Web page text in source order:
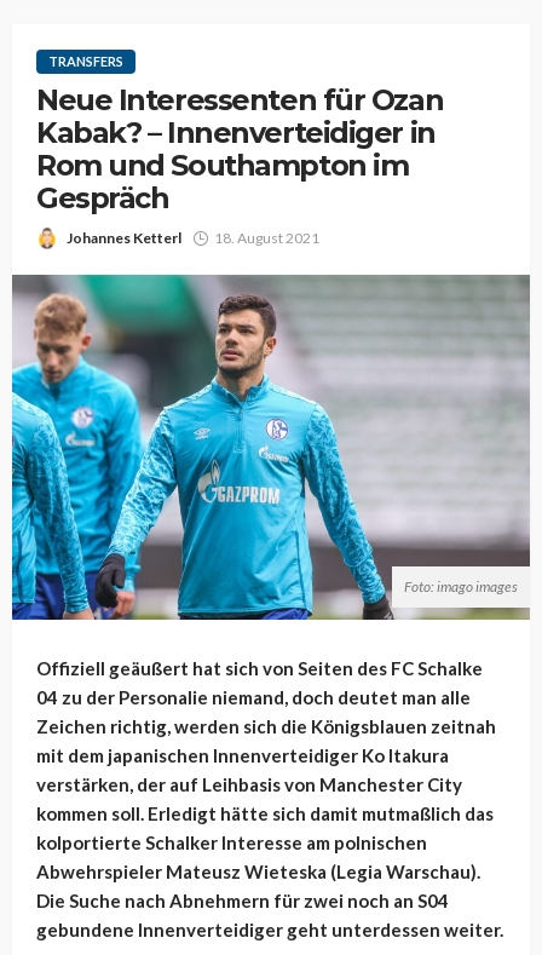
TRANSFERS
Neue Interessenten für Ozan
Kabak? – Innenverteidiger in
Rom und Southampton im
Gespräch
Johannes Ketterl 18. August 2021
Foto: imago images
Offiziell geäußert hat sich von Seiten des FC Schalke
04 zu der Personalie niemand, doch deutet man alle
Zeichen richtig, werden sich die Königsblauen zeitnah
mit dem japanischen Innenverteidiger Ko Itakura
verstärken, der auf Leihbasis von Manchester City
kommen soll. Erledigt hätte sich damit mutmaßlich das
kolportierte Schalker Interesse am polnischen
Abwehrspieler Mateusz Wieteska (Legia Warschau).
Die Suche nach Abnehmern für zwei noch an S04
gebundene Innenverteidiger geht unterdessen weiter.